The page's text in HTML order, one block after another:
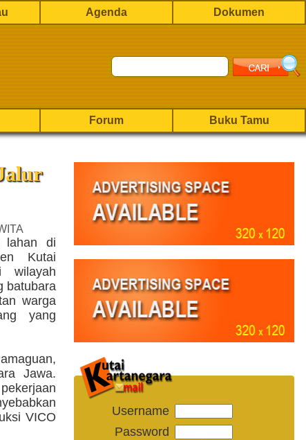
Agenda Dokumen
Forum Buku Tamu
lahan di
Kutai
wilayah
batubara
warga
yang
Jawa.
VICO
Username
Password